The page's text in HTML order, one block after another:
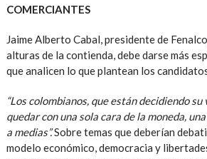
COMERCIANTES
Jaime Alberto Cabal, presidente de
alturas de la contienda, debe darse más
que analicen lo que plantean los
“Los colombianos, que están decidiendo su
quedar con una sola cara de la moneda,
a medias”.Sobre temas que deberían
modelo económico, democracia y